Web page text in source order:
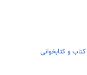
و کتابخوانی